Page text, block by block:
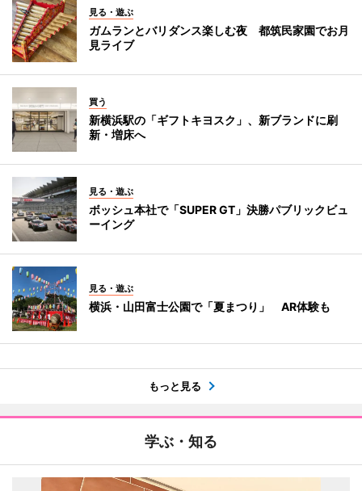
見る・遊ぶ
ガムランとバリダンス楽しむ夜 都筑民家園でお月
見ライブ
買う
新横浜駅の「ギフトキヨスク」、新ブランドに刷
新・増床へ
見る・遊ぶ
ボッシュ本社で「SUPER GT」決勝パブリックビュ
ーイング
見る・遊ぶ
横浜・山田富士公園で「夏まつり」 AR体験も
もっと見る
学ぶ・知る